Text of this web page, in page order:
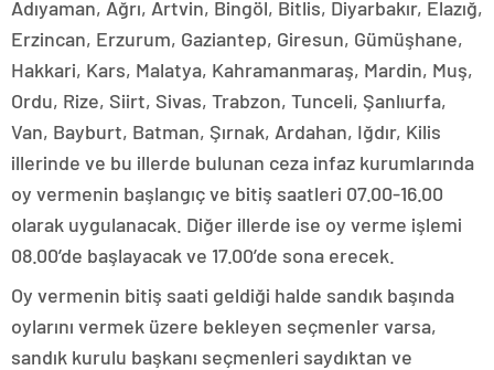
Adıyaman, Ağrı, Artvin, Bingöl, Bitlis, Diyarbakır, Elazığ,
Erzincan, Erzurum, Gaziantep, Giresun, Gümüşhane,
Hakkari, Kars, Malatya, Kahramanmaraş, Mardin, Muş,
Ordu, Rize, Siirt, Sivas, Trabzon, Tunceli, Şanlıurfa,
Van, Bayburt, Batman, Şırnak, Ardahan, Iğdır, Kilis
illerinde ve bu illerde bulunan ceza infaz kurumlarında
oy vermenin başlangıç ve bitiş saatleri 07.00-16.00
olarak uygulanacak. Diğer illerde ise oy verme işlemi
08.00’de başlayacak ve 17.00’de sona erecek.
Oy vermenin bitiş saati geldiği halde sandık başında
oylarını vermek üzere bekleyen seçmenler varsa,
sandık kurulu başkanı seçmenleri saydıktan ve